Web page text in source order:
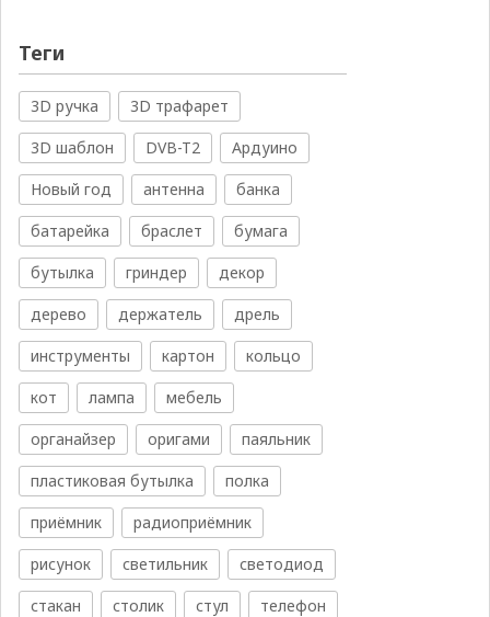
Теги
3D ручка
3D трафарет
3D шаблон
DVB-T2
Ардуино
Новый год
антенна
банка
батарейка
браслет
бумага
бутылка
гриндер
декор
дерево
держатель
дрель
инструменты
картон
кольцо
кот
лампа
мебель
органайзер
оригами
паяльник
пластиковая бутылка
полка
приёмник
радиоприёмник
рисунок
светильник
светодиод
стакан
столик стул
телефон